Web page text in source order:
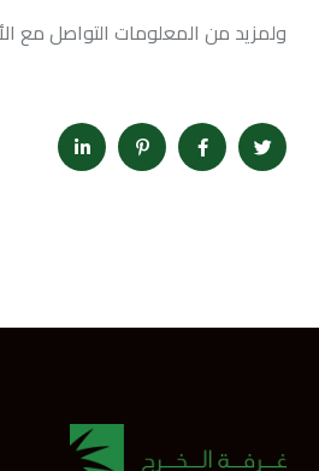
ولمزيد من المعلومات التواصل مع الأستاذ / هشام